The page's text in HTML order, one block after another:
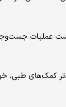
است عملیات
کمک‌های طبی،